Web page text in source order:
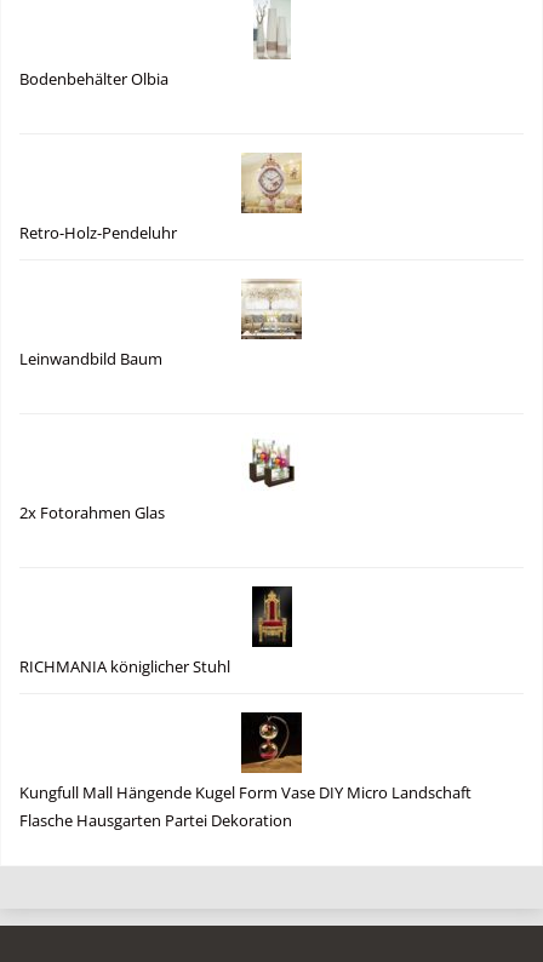
Bodenbehälter Olbia
Retro-Holz-Pendeluhr
Leinwandbild Baum
2x Fotorahmen Glas
RICHMANIA königlicher Stuhl
Kungfull Mall Hängende Kugel Form Vase DIY Micro Landschaft
Flasche Hausgarten Partei Dekoration